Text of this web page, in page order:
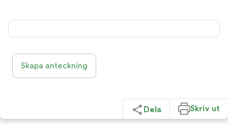
Skapa anteckning
Dela Skriv ut